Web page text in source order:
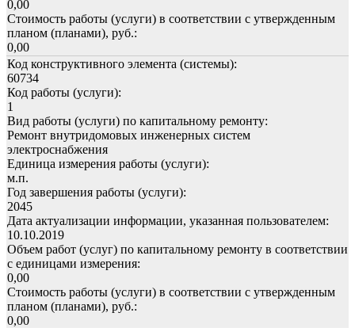
0,00
Стоимость работы (услуги) в соответствии с утвержденным
планом (планами), руб.:
0,00
Код конструктивного элемента (системы):
60734
Код работы (услуги):
1
Вид работы (услуги) по капитальному ремонту:
Ремонт внутридомовых инженерных систем
электроснабжения
Единица измерения работы (услуги):
м.п.
Год завершения работы (услуги):
2045
Дата актуализации информации, указанная пользователем:
10.10.2019
Объем работ (услуг) по капитальному ремонту в соответствии
с единицами измерения:
0,00
Стоимость работы (услуги) в соответствии с утвержденным
планом (планами), руб.:
0,00